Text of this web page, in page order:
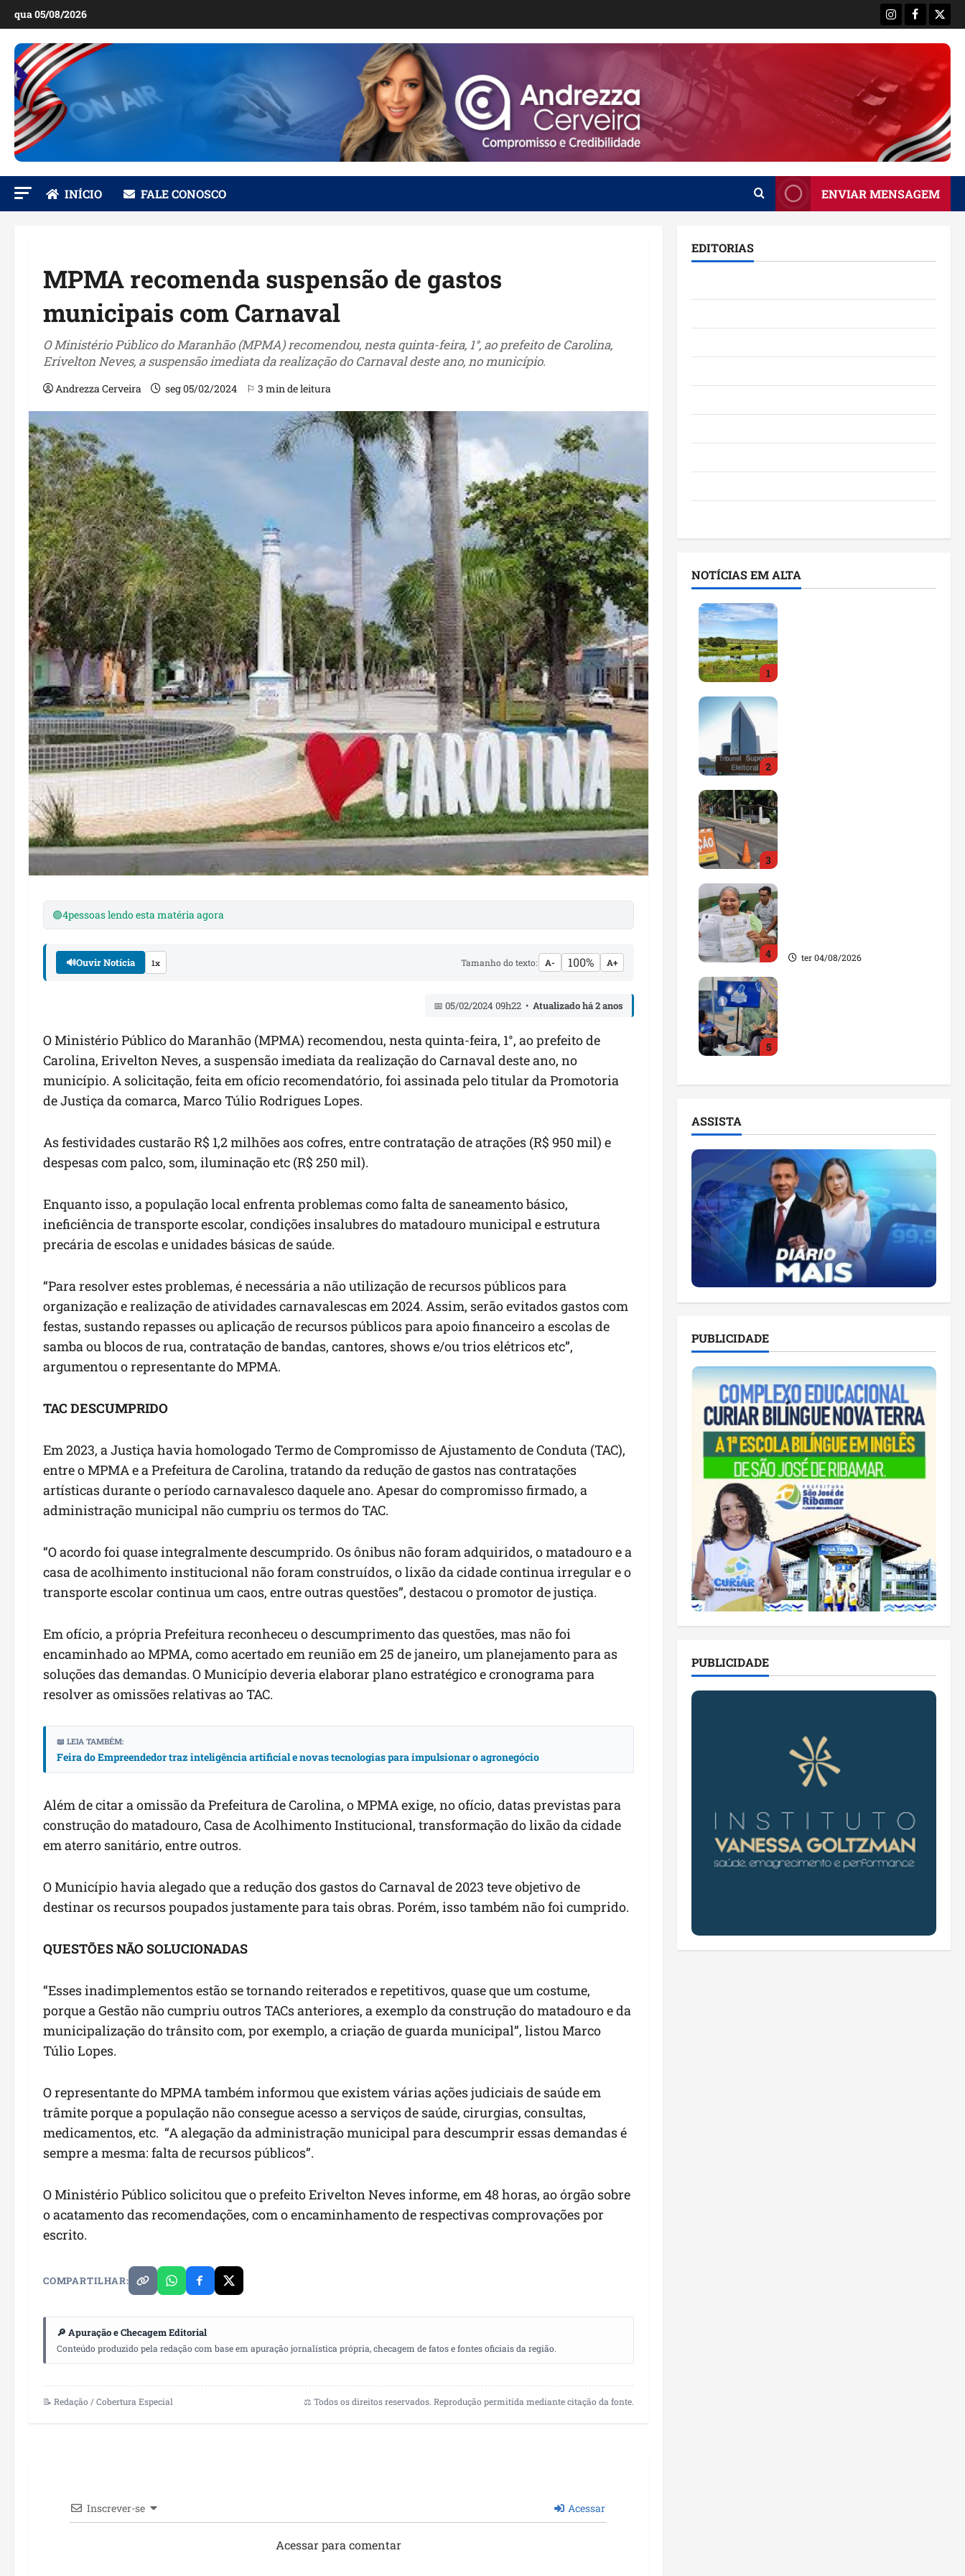
para
conteúdo
qua 05/08/2026 Instagram
Facebook
X
INÍCIO FALE CONOSCO ENVIAR MENSAGEM
MPMA recomenda suspensão de gastos
municipais com Carnaval
O Ministério Público do Maranhão (MPMA) recomendou, nesta quinta-feira, 1°, ao prefeito de Carolina,
Erivelton Neves, a suspensão imediata da realização do Carnaval deste ano, no município.
Andrezza Cerveira seg 05/02/2024 ⚐ 3 min de leitura
🟢4pessoas lendo esta matéria agora
🔊Ouvir Notícia 1x Tamanho do texto: A- 100% A+
📅 05/02/2024 09h22 • Atualizado há 2 anos
O Ministério Público do Maranhão (MPMA) recomendou, nesta quinta-feira, 1°, ao prefeito de
Carolina, Erivelton Neves, a suspensão imediata da realização do Carnaval deste ano, no
município. A solicitação, feita em ofício recomendatório, foi assinada pelo titular da Promotoria
de Justiça da comarca, Marco Túlio Rodrigues Lopes.
As festividades custarão R$ 1,2 milhões aos cofres, entre contratação de atrações (R$ 950 mil) e
despesas com palco, som, iluminação etc (R$ 250 mil).
Enquanto isso, a população local enfrenta problemas como falta de saneamento básico,
ineficiência de transporte escolar, condições insalubres do matadouro municipal e estrutura
precária de escolas e unidades básicas de saúde.
“Para resolver estes problemas, é necessária a não utilização de recursos públicos para
organização e realização de atividades carnavalescas em 2024. Assim, serão evitados gastos com
festas, sustando repasses ou aplicação de recursos públicos para apoio financeiro a escolas de
samba ou blocos de rua, contratação de bandas, cantores, shows e/ou trios elétricos etc”,
argumentou o representante do MPMA.
TAC DESCUMPRIDO
Em 2023, a Justiça havia homologado Termo de Compromisso de Ajustamento de Conduta (TAC),
entre o MPMA e a Prefeitura de Carolina, tratando da redução de gastos nas contratações
artísticas durante o período carnavalesco daquele ano. Apesar do compromisso firmado, a
administração municipal não cumpriu os termos do TAC.
“O acordo foi quase integralmente descumprido. Os ônibus não foram adquiridos, o matadouro e a
casa de acolhimento institucional não foram construídos, o lixão da cidade continua irregular e o
transporte escolar continua um caos, entre outras questões”, destacou o promotor de justiça.
Em ofício, a própria Prefeitura reconheceu o descumprimento das questões, mas não foi
encaminhado ao MPMA, como acertado em reunião em 25 de janeiro, um planejamento para as
soluções das demandas. O Município deveria elaborar plano estratégico e cronograma para
resolver as omissões relativas ao TAC.
📖 LEIA TAMBÉM:
Feira do Empreendedor traz inteligência artificial e novas tecnologias para impulsionar o agronegócio
Além de citar a omissão da Prefeitura de Carolina, o MPMA exige, no ofício, datas previstas para
construção do matadouro, Casa de Acolhimento Institucional, transformação do lixão da cidade
em aterro sanitário, entre outros.
O Município havia alegado que a redução dos gastos do Carnaval de 2023 teve objetivo de
destinar os recursos poupados justamente para tais obras. Porém, isso também não foi cumprido.
QUESTÕES NÃO SOLUCIONADAS
“Esses inadimplementos estão se tornando reiterados e repetitivos, quase que um costume,
porque a Gestão não cumpriu outros TACs anteriores, a exemplo da construção do matadouro e da
municipalização do trânsito com, por exemplo, a criação de guarda municipal”, listou Marco
Túlio Lopes.
O representante do MPMA também informou que existem várias ações judiciais de saúde em
trâmite porque a população não consegue acesso a serviços de saúde, cirurgias, consultas,
medicamentos, etc. “A alegação da administração municipal para descumprir essas demandas é
sempre a mesma: falta de recursos públicos”.
O Ministério Público solicitou que o prefeito Erivelton Neves informe, em 48 horas, ao órgão sobre
o acatamento das recomendações, com o encaminhamento de respectivas comprovações por
escrito.
COMPARTILHAR:
🔎 Apuração e Checagem Editorial
Conteúdo produzido pela redação com base em apuração jornalística própria, checagem de fatos e fontes oficiais da região.
📝 Redação / Cobertura Especial ⚖️ Todos os direitos reservados. Reprodução permitida mediante citação da fonte.
Inscrever-se Acessar
Acessar para comentar
EDITORIAS
NOTÍCIAS EM ALTA
1
2
3
4 ter 04/08/2026
5
ASSISTA
PUBLICIDADE
PUBLICIDADE